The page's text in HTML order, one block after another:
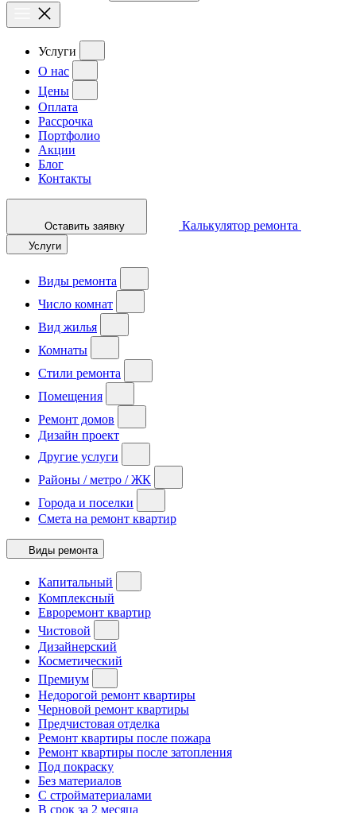
Услуги
О нас
Цены
Оплата
Рассрочка
Портфолио
Акции
Блог
Контакты
Оставить заявку Калькулятор ремонта
Услуги
Виды ремонта
Число комнат
Вид жилья
Комнаты
Стили ремонта
Помещения
Ремонт домов
Дизайн проект
Другие услуги
Районы / метро / ЖК
Города и поселки
Смета на ремонт квартир
Виды ремонта
Капитальный
Комплексный
Евроремонт квартир
Чистовой
Дизайнерский
Косметический
Премиум
Недорогой ремонт квартиры
Черновой ремонт квартиры
Предчистовая отделка
Ремонт квартиры после пожара
Ремонт квартиры после затопления
Под покраску
Без материалов
С стройматериалами
В срок за 2 месяца